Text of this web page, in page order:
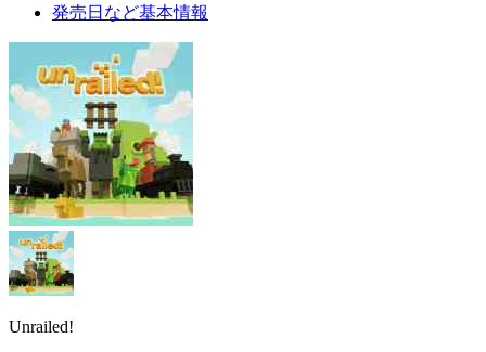
発売日など基本情報
Unrailed!